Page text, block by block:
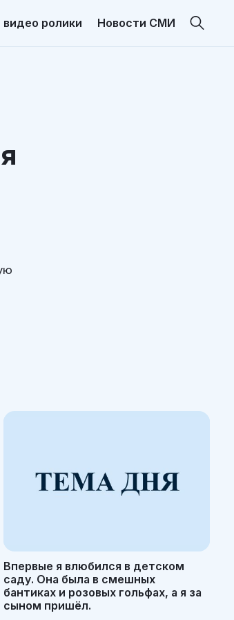
видео ролики Новости СМИ
Впервые я влюбился в детском
саду. Она была в смешных
бантиках и розовых гольфах, а я за
сыном пришёл.